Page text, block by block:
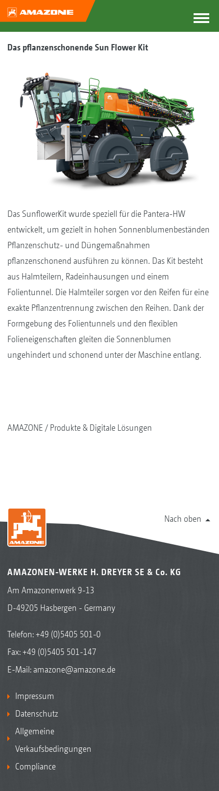
Das pflanzenschonende Sun Flower Kit
Das SunflowerKit wurde speziell für die Pantera-HW
entwickelt, um gezielt in hohen Sonnenblumenbeständen
Pflanzenschutz- und Düngemaßnahmen
pflanzenschonend ausführen zu können. Das Kit besteht
aus Halmteilern, Radeinhausungen und einem
Folientunnel. Die Halmteiler sorgen vor den Reifen für eine
exakte Pflanzentrennung zwischen den Reihen. Dank der
Formgebung des Folientunnels und den flexiblen
Folieneigenschaften gleiten die Sonnenblumen
ungehindert und schonend unter der Maschine entlang.
AMAZONE Produkte & Digitale Lösungen
Nach oben
AMAZONEN-WERKE H. DREYER SE & Co. KG
Am Amazonenwerk 9-13
D-49205 Hasbergen - Germany
Telefon:+49 (0)5405 501-0
Fax: +49 (0)5405 501-147
E-Mail: amazone@amazone.de
Impressum
Datenschutz
Allgemeine
Verkaufsbedingungen
Compliance